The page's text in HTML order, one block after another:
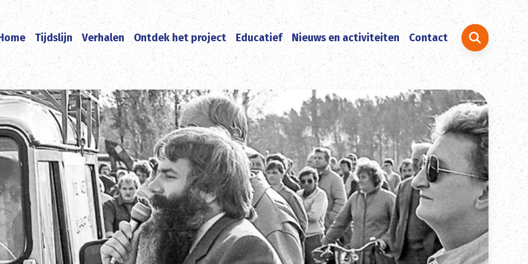
Zoeken naar:
Tijdslijn Verhalen Ontdek het project Educatief Nieuws en activiteiten Contact